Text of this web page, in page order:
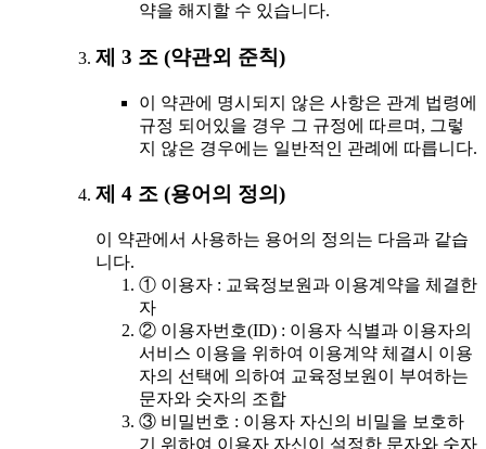
약을 해지할 수 있습니다.
제 3 조 (약관외 준칙)
이 약관에 명시되지 않은 사항은 관계 법령에
규정 되어있을 경우 그 규정에 따르며, 그렇
지 않은 경우에는 일반적인 관례에 따릅니다.
제 4 조 (용어의 정의)
이 약관에서 사용하는 용어의 정의는 다음과 같습
니다.
① 이용자 : 교육정보원과 이용계약을 체결한
자
② 이용자번호(ID) : 이용자 식별과 이용자의
서비스 이용을 위하여 이용계약 체결시 이용
자의 선택에 의하여 교육정보원이 부여하는
문자와 숫자의 조합
③ 비밀번호 : 이용자 자신의 비밀을 보호하
기 위하여 이용자 자신이 설정한 문자와 숫자